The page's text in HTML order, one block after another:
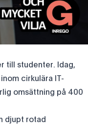
till studenter. Idag,
cirkulära IT-
omsättning på 400
djupt rotad